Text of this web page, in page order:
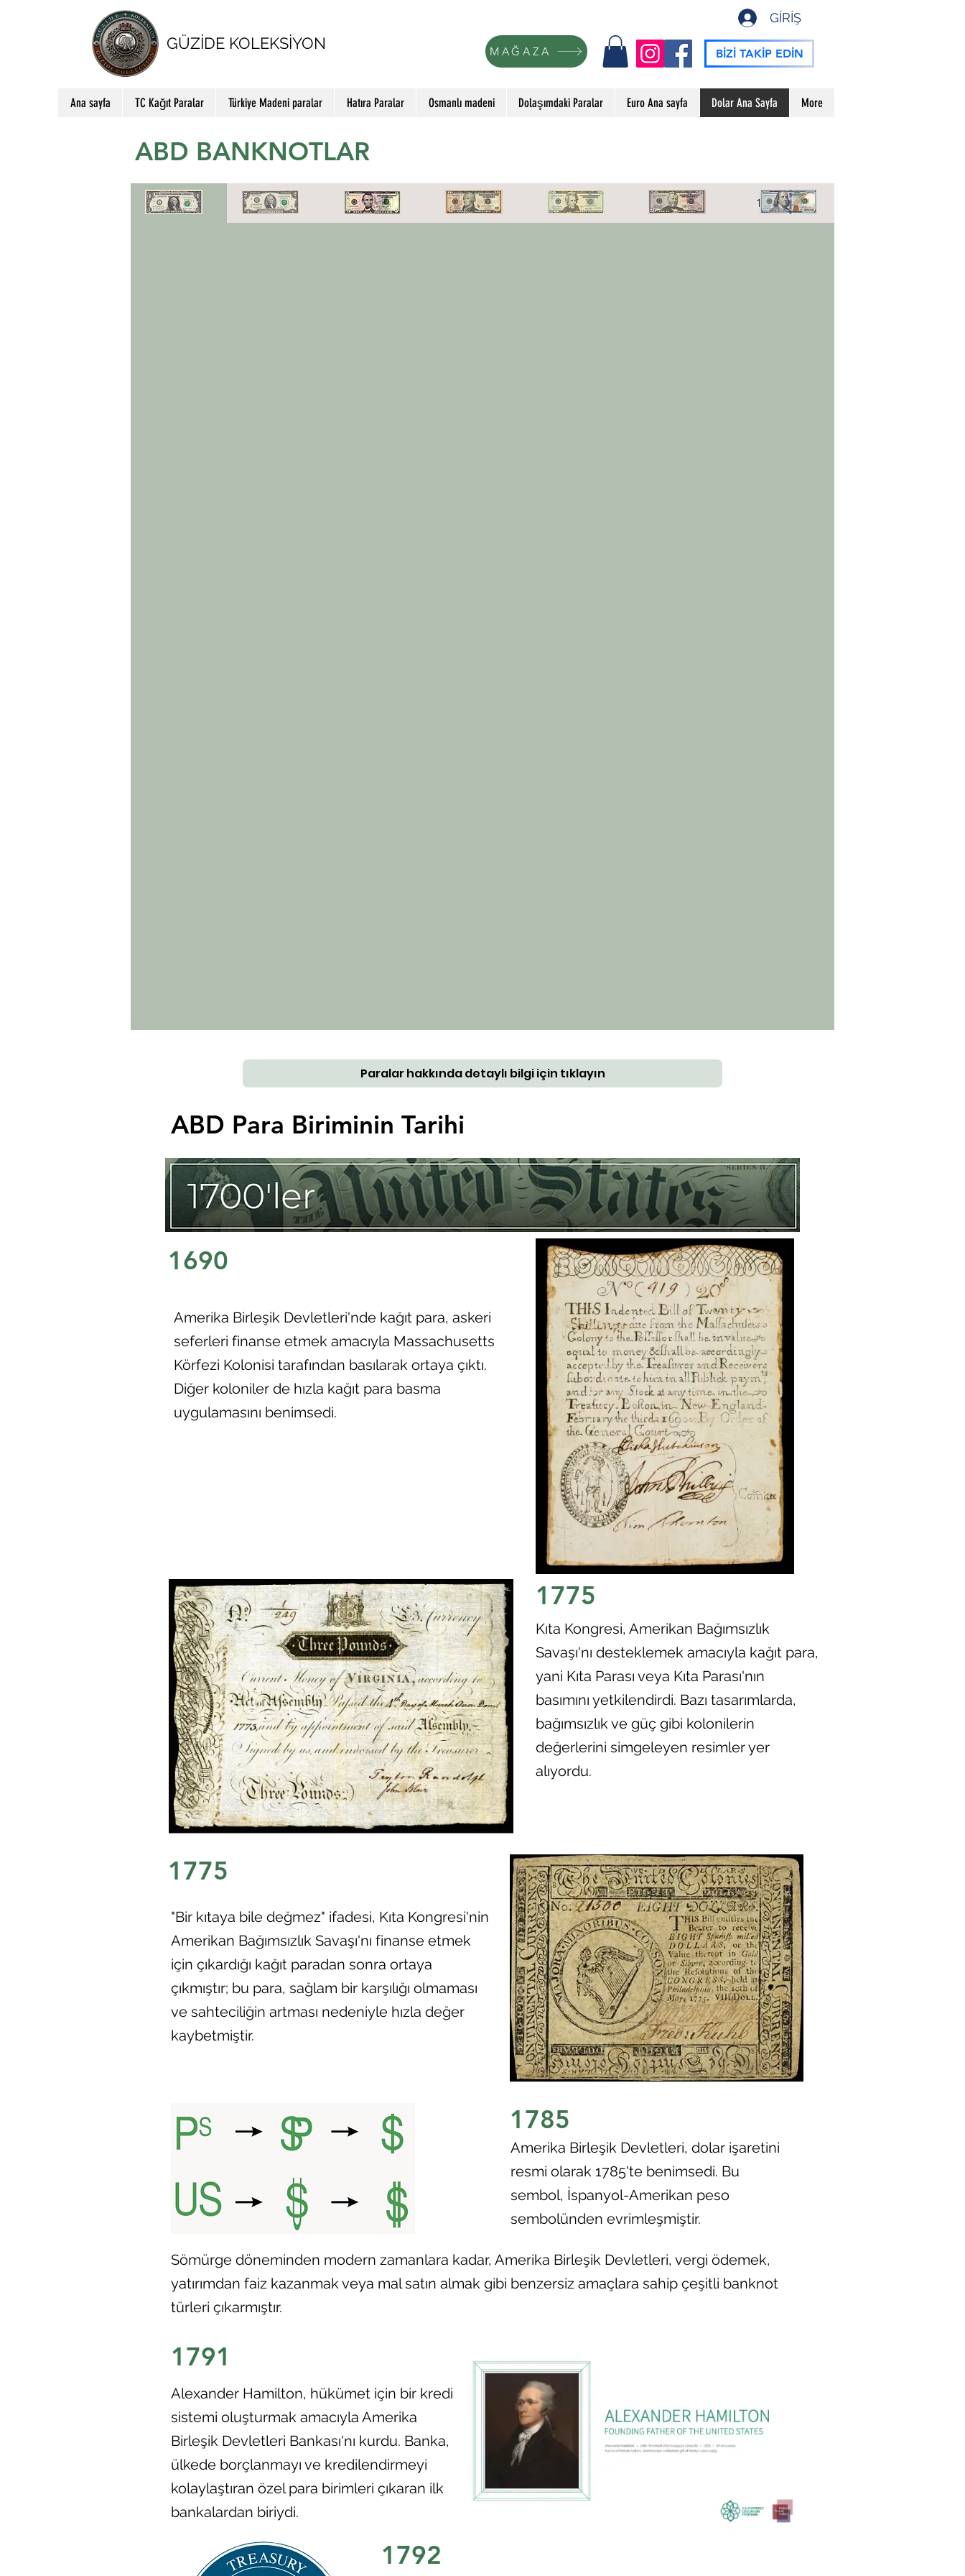
GÜZİDE KOLEKSİYON
GİRİŞ
MAĞAZA BİZİ TAKİP EDİN
Ana sayfa TC Kağıt Paralar Türkiye Madeni paralar Hatıra Paralar Osmanlı madeni Dolaşımdaki Paralar Euro Ana sayfa Dolar Ana Sayfa More
ABD BANKNOTLAR
1 Dolar 2 Dolar 5 Dolar 10 Dolar 20 Dolar 50 Dolar 100 Dolar
Paralar hakkında detaylı bilgi için tıklayın
ABD Para Biriminin Tarihi
1690
Amerika Birleşik Devletleri'nde kağıt para, askeri
seferleri finanse etmek amacıyla Massachusetts
Körfezi Kolonisi tarafından basılarak ortaya çıktı.
Diğer koloniler de hızla kağıt para basma
uygulamasını benimsedi.
1775
Kıta Kongresi, Amerikan Bağımsızlık
Savaşı'nı desteklemek amacıyla kağıt para,
yani Kıta Parası veya Kıta Parası'nın
basımını yetkilendirdi. Bazı tasarımlarda,
bağımsızlık ve güç gibi kolonilerin
değerlerini simgeleyen resimler yer
alıyordu.
1775
"Bir kıtaya bile değmez" ifadesi, Kıta Kongresi'nin
Amerikan Bağımsızlık Savaşı'nı finanse etmek
için çıkardığı kağıt paradan sonra ortaya
çıkmıştır; bu para, sağlam bir karşılığı olmaması
ve sahteciliğin artması nedeniyle hızla değer
kaybetmiştir.
1785
Amerika Birleşik Devletleri, dolar işaretini
resmi olarak 1785'te benimsedi. Bu
sembol, İspanyol-Amerikan peso
sembolünden evrimleşmiştir.
Sömürge döneminden modern zamanlara kadar, Amerika Birleşik Devletleri, vergi ödemek,
yatırımdan faiz kazanmak veya mal satın almak gibi benzersiz amaçlara sahip çeşitli banknot
türleri çıkarmıştır.
1791
Alexander Hamilton, hükümet için bir kredi
sistemi oluşturmak amacıyla Amerika
Birleşik Devletleri Bankası'nı kurdu. Banka,
ülkede borçlanmayı ve kredilendirmeyi
kolaylaştıran özel para birimleri çıkaran ilk
bankalardan biriydi.
1792